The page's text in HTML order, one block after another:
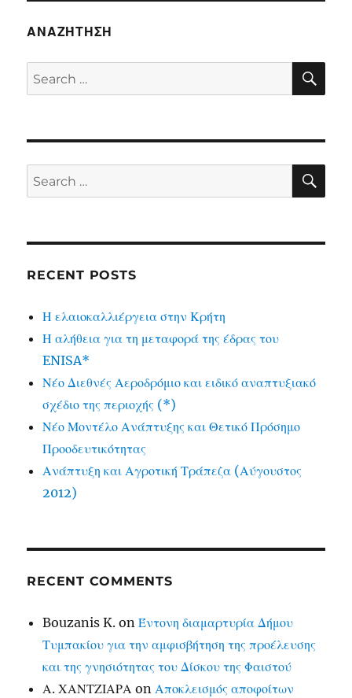
ΑΝΑΖΉΤΗΣΗ
Search
for:
Search
for:
RECENT POSTS
Η ελαιοκαλλιέργεια στην Κρήτη
Η αλήθεια για τη μεταφορά της έδρας του
ENISA*
Νέο Διεθνές Αεροδρόμιο και ειδικό αναπτυξιακό
σχέδιο της περιοχής (*)
Νέο Μοντέλο Ανάπτυξης και Θετικό Πρόσημο
Προοδευτικότητας
Ανάπτυξη και Αγροτική Τράπεζα (Αύγουστος
2012)
RECENT COMMENTS
Bouzanis K. onΈντονη διαμαρτυρία Δήμου
Τυμπακίου για την αμφισβήτηση της προέλευσης
και της γνησιότητας του Δίσκου της Φαιστού
Α. ΧΑΝΤΖΙΑΡΑ onΑποκλεισμός αποφοίτων